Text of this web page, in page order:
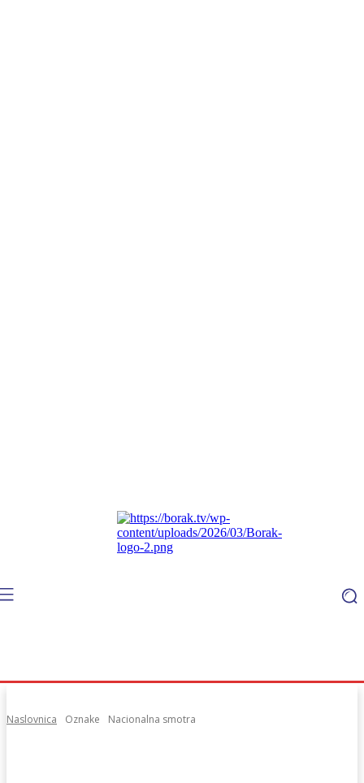
Naslovnica Oznake Nacionalna smotra